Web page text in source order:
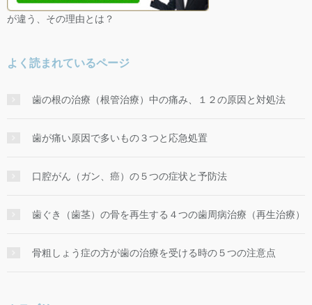
が違う、その理由とは？
よく読まれているページ
歯の根の治療（根管治療）中の痛み、１２の原因と対処法
歯が痛い原因で多いもの３つと応急処置
口腔がん（ガン、癌）の５つの症状と予防法
歯ぐき（歯茎）の骨を再生する４つの歯周病治療（再生治療）
骨粗しょう症の方が歯の治療を受ける時の５つの注意点